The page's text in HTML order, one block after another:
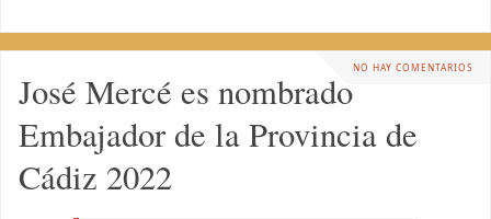
NO HAY COMENTARIOS
José Mercé es nombrado
Embajador de la Provincia de
Cádiz 2022